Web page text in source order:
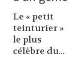
Le « petit
teinturier »
le plus
célèbre du...